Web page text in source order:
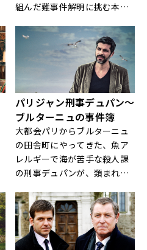
組んだ難事件解明に挑む本格
パリジャン刑事デュパン～
ブルターニュの事件簿
大都会パリからブルターニュ
の田舎町にやってきた、魚ア
レルギーで海が苦手な殺人課
の刑事デュパンが、類まれな
決！ブルターニュに魅せられ
たドイツ人作家による人気小
説が原作で、フランスを舞台
に、ドイツ語を話すキャスト